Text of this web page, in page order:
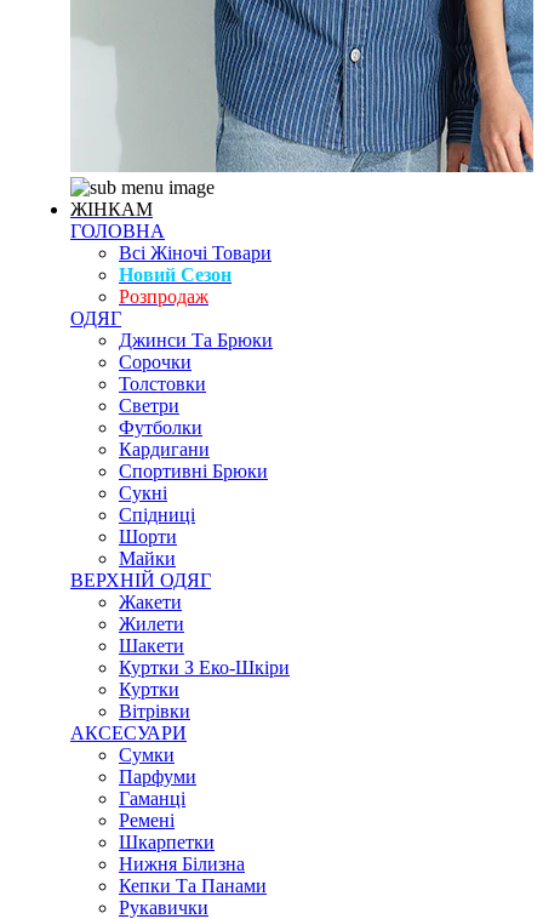
ЖІНКАМ
ГОЛОВНА
Всі Жіночі Товари
Новий Сезон
Розпродаж
ОДЯГ
Джинси Та Брюки
Сорочки
Толстовки
Светри
Футболки
Кардигани
Спортивні Брюки
Сукні
Спідниці
Шорти
Майки
ВЕРХНІЙ ОДЯГ
Жакети
Жилети
Шакети
Куртки З Еко-Шкіри
Куртки
Вітрівки
АКСЕСУАРИ
Сумки
Парфуми
Гаманці
Ремені
Шкарпетки
Нижня Білизна
Кепки Та Панами
Рукавички